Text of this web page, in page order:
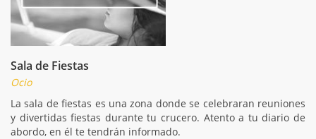
Sala de Fiestas
Ocio
La sala de fiestas es una zona donde se celebraran reuniones
y divertidas fiestas durante tu crucero. Atento a tu diario de
abordo, en él te tendrán informado.